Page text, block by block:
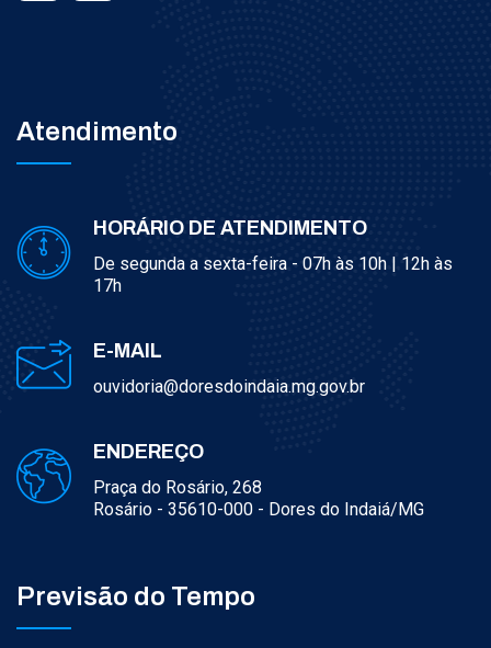
Atendimento
HORÁRIO DE ATENDIMENTO
De segunda a sexta-feira - 07h às 10h | 12h às
17h
E-MAIL
ouvidoria@doresdoindaia.mg.gov.br
ENDEREÇO
Praça do Rosário, 268
Rosário - 35610-000 - Dores do Indaiá/MG
Previsão do Tempo